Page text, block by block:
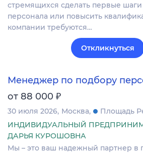
стремящихся сделать первые
персонала или повысить
компании требуются…
Откликнуться
Менеджер по подбору
от 88 000 ₽
30 июля 2026 Москва
Площадь
ИНДИВИДУАЛЬНЫЙ
ДАРЬЯ КУРОШОВНА
Мы – это ваш надежный партнер в